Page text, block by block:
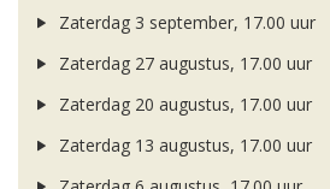
Zaterdag 3 september, 17.00 uur
Zaterdag 27 augustus, 17.00 uur
Zaterdag 20 augustus, 17.00 uur
Zaterdag 13 augustus, 17.00 uur